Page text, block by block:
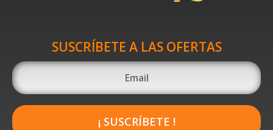
SUSCRÍBETE A LAS OFERTAS
¡ SUSCRÍBETE !